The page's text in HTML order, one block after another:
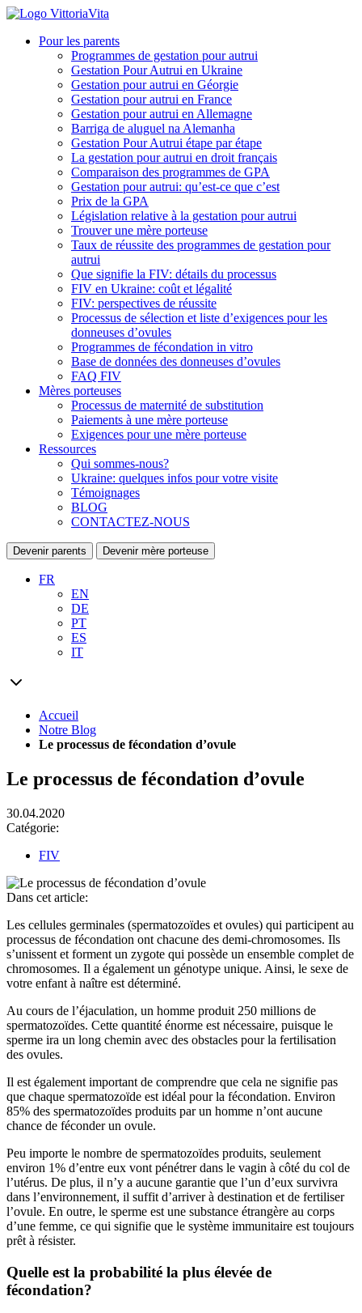
Pour les parents
Programmes de gestation pour autrui
Gestation Pour Autrui en Ukraine
Gestation pour autrui en Géorgie
Gestation pour autrui en France
Gestation pour autrui en Allemagne
Barriga de aluguel na Alemanha
Gestation Pour Autrui étape par étape
La gestation pour autrui en droit français
Comparaison des programmes de GPA
Gestation pour autrui: qu’est-ce que c’est
Prix de la GPA
Législation relative à la gestation pour autrui
Trouver une mère porteuse
Taux de réussite des programmes de gestation pour
autrui
Que signifie la FIV: détails du processus
FIV en Ukraine: coût et légalité
FIV: perspectives de réussite
Processus de sélection et liste d’exigences pour les
donneuses d’ovules
Programmes de fécondation in vitro
Base de données des donneuses d’ovules
FAQ FIV
Mères porteuses
Processus de maternité de substitution
Paiements à une mère porteuse
Exigences pour une mère porteuse
Ressources
Qui sommes-nous?
Ukraine: quelques infos pour votre visite
Témoignages
BLOG
CONTACTEZ-NOUS
Devenir parents Devenir mère porteuse
FR
EN
DE
PT
ES
IT
Accueil
Notre Blog
Le processus de fécondation d’ovule
Le processus de fécondation d’ovule
30.04.2020
Catégorie:
FIV
Dans cet article:
Les cellules germinales (spermatozoïdes et ovules) qui participent au
processus de fécondation ont chacune des demi-chromosomes. Ils
s’unissent et forment un zygote qui possède un ensemble complet de
chromosomes. Il a également un génotype unique. Ainsi, le sexe de
votre enfant à naître est déterminé.
Au cours de l’éjaculation, un homme produit 250 millions de
spermatozoïdes. Cette quantité énorme est nécessaire, puisque le
sperme ira un long chemin avec des obstacles pour la fertilisation
des ovules.
Il est également important de comprendre que cela ne signifie pas
que chaque spermatozoïde est idéal pour la fécondation. Environ
85% des spermatozoïdes produits par un homme n’ont aucune
chance de féconder un ovule.
Peu importe le nombre de spermatozoïdes produits, seulement
environ 1% d’entre eux vont pénétrer dans le vagin à côté du col de
l’utérus. De plus, il n’y a aucune garantie que l’un d’eux survivra
dans l’environnement, il suffit d’arriver à destination et de fertiliser
l’ovule. En outre, le sperme est une substance étrangère au corps
d’une femme, ce qui signifie que le système immunitaire est toujours
prêt à résister.
Quelle est la probabilité la plus élevée de
fécondation?